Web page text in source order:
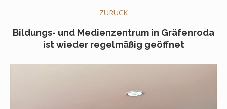
ZURÜCK
Bildungs- und Medienzentrum in Gräfenroda
ist wieder regelmäßig geöffnet